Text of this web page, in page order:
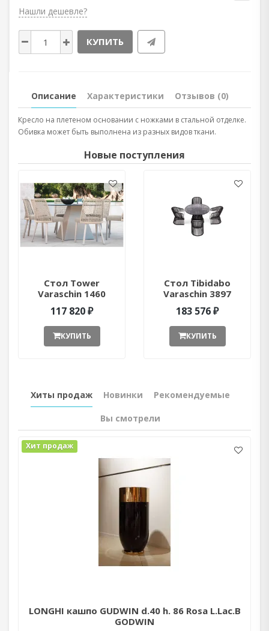
Нашли дешевле?
КУПИТЬ
Описание Характеристики Отзывов (0)
Кресло на плетеном основании с ножками в стальной отделке.
Обивка может быть выполнена из разных видов ткани.
Новые поступления
Стол Tower
Varaschin 1460
ant377052
117 820 ₽
КУПИТЬ
Стол Tibidabo
Varaschin 3897
ant377051
183 576 ₽
КУПИТЬ
Хиты продаж Новинки Рекомендуемые
Вы смотрели
Хит продаж
LONGHI кашпо GUDWIN d.40 h. 86 Rosa L.Lac.B
GODWIN